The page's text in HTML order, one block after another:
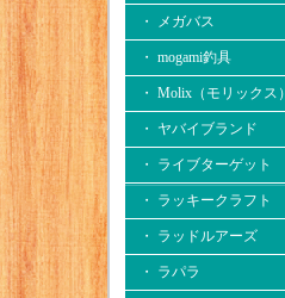
・ メガバス
・ mogami釣具
・ Molix（モリックス）
・ ヤバイブランド
・ ライブターゲット
・ ラッキークラフト
・ ラッドルアーズ
・ ラパラ